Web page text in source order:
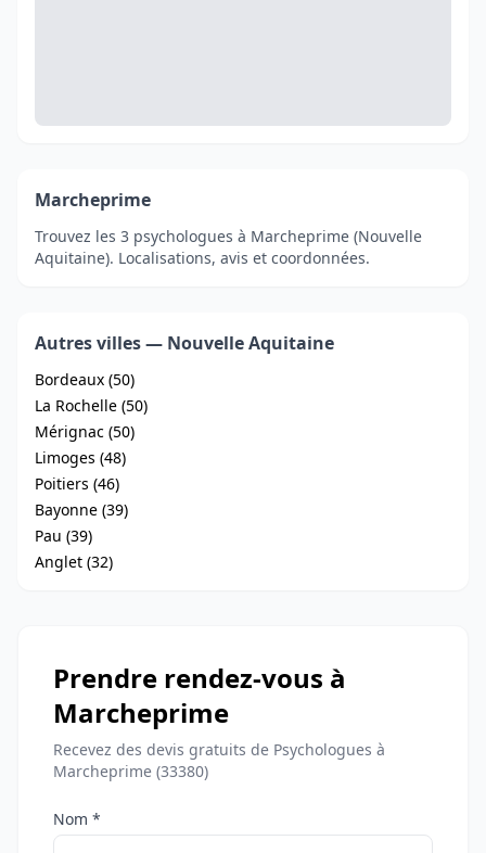
Marcheprime
Trouvez les 3 psychologues à Marcheprime (Nouvelle
Aquitaine). Localisations, avis et coordonnées.
Autres villes — Nouvelle Aquitaine
Bordeaux (50)
La Rochelle (50)
Mérignac (50)
Limoges (48)
Poitiers (46)
Bayonne (39)
Pau (39)
Anglet (32)
Prendre rendez-vous à
Marcheprime
Recevez des devis gratuits de Psychologues à
Marcheprime (33380)
Nom *